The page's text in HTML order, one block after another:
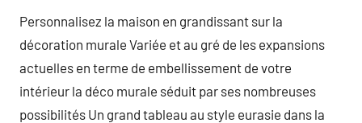
Personnalisez la maison en grandissant sur la
décoration murale Variée et au gré de les expansions
actuelles en terme de embellissement de votre
intérieur la déco murale séduit par ses nombreuses
possibilités Un grand tableau au style eurasie dans la